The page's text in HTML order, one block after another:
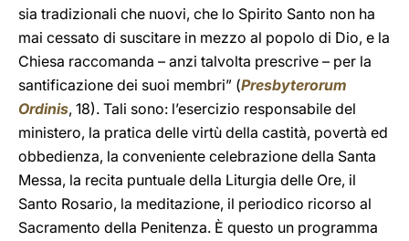
sia tradizionali che nuovi, che lo Spirito Santo non ha
mai cessato di suscitare in mezzo al popolo di Dio, e la
Chiesa raccomanda – anzi talvolta prescrive – per la
santificazione dei suoi membri” (Presbyterorum
Ordinis, 18). Tali sono: l’esercizio responsabile del
ministero, la pratica delle virtù della castità, povertà ed
obbedienza, la conveniente celebrazione della Santa
Messa, la recita puntuale della Liturgia delle Ore, il
Santo Rosario, la meditazione, il periodico ricorso al
Sacramento della Penitenza. È questo un programma